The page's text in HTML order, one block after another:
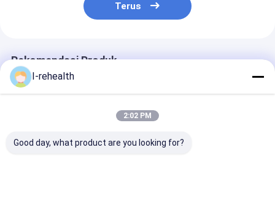
Terus
Rekomendasi Produk
I-rehealth
2:02 PM
Good day, what product are you looking for?